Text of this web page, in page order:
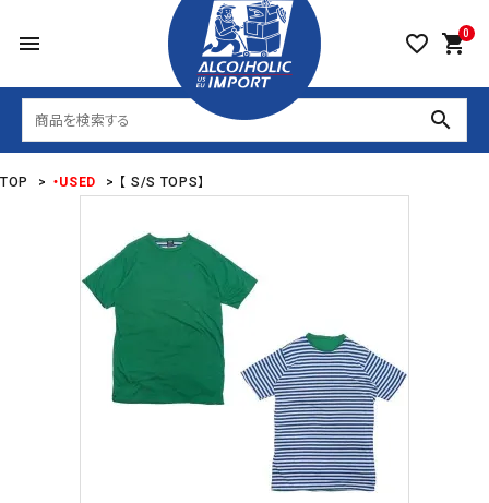
menu favorite_border 0
shopping_cart
search
TOP > ・USED > 【 S/S TOPS】